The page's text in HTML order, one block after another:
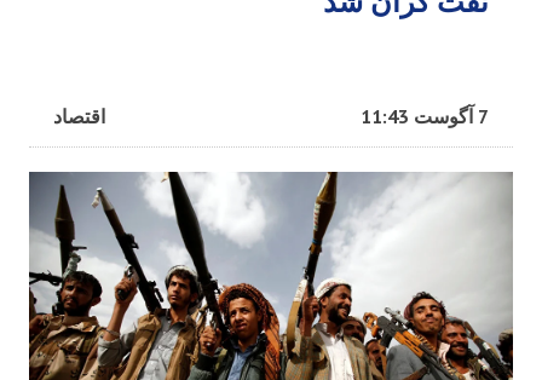
اقتصاد 7 آگوست 11:43